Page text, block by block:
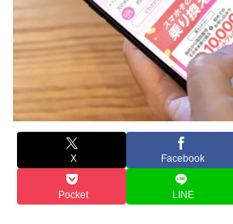
X Facebook
Pocket LINE